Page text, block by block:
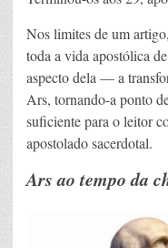
Nos limites de um
toda a vida apostólica
aspecto dela — a
Ars, tornando-a ponto
suficiente para o leitor
apostolado sacerdotal.
Ars ao tempo da